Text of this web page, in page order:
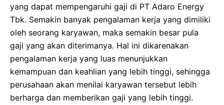
yang dapat mempengaruhi gaji di PT Adaro Energy
Tbk. Semakin banyak pengalaman kerja yang dimiliki
oleh seorang karyawan, maka semakin besar pula
gaji yang akan diterimanya. Hal ini dikarenakan
pengalaman kerja yang luas menunjukkan
kemampuan dan keahlian yang lebih tinggi, sehingga
perusahaan akan menilai karyawan tersebut lebih
berharga dan memberikan gaji yang lebih tinggi.